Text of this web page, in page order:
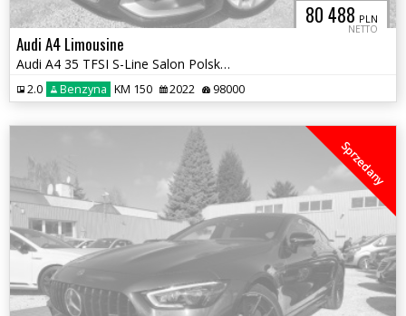
80 488 PLN
NETTO
Audi A4 Limousine
Audi A4 35 TFSI S-Line Salon Polska FVat 23% Bezwypadkowy
2.0 Benzyna KM 150 2022 98000
Sprzedany